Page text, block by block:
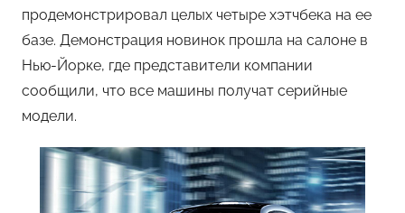
продемонстрировал целых четыре хэтчбека на ее
базе. Демонстрация новинок прошла на салоне в
Нью-Йорке, где представители компании
сообщили, что все машины получат серийные
модели.